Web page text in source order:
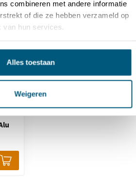
combineren met andere informatie
of die ze hebben verzameld op
van hun services.
Alles toestaan
Weigeren